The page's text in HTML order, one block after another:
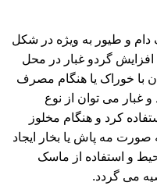
و طیور به ویژه در شکل
افزایش گردو غبار در محل
با خوراک یا هنگام مصرف
غبار می توان از نوع
کرد و هنگام مخلوز
مه پاش یا بخار ایجاد
و استفاده از ماسک
می گردد.